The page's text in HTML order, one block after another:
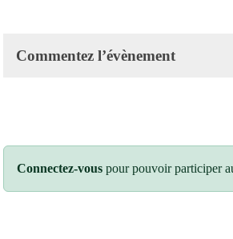
Commentez l’évènement
Connectez-vous pour pouvoir participer